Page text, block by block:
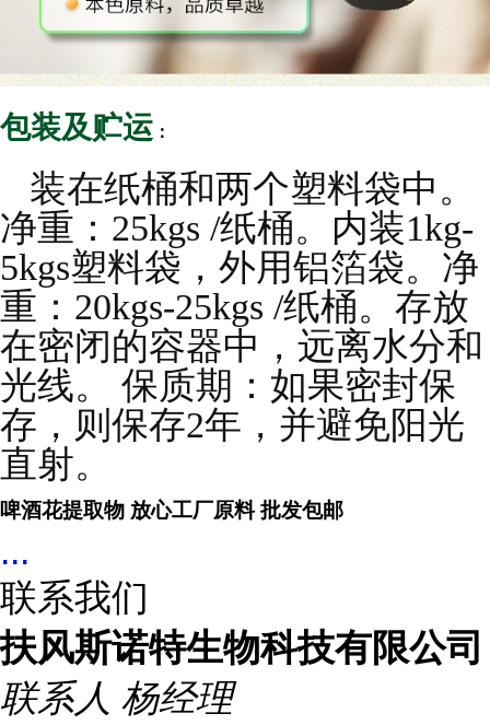
包装及贮运 ：
装在纸桶和两个塑料袋中。
净重：25kgs /纸桶。内装1kg-
5kgs塑料袋，外用铝箔袋。净
重：20kgs-25kgs /纸桶。存放
在密闭的容器中，远离水分和
光线。 保质期：如果密封保
存，则保存2年，并避免阳光
直射。
啤酒花提取物 放心工厂原料批发包邮
...
联系我们
扶风斯诺特生物科技有限公司
联系人 杨经理